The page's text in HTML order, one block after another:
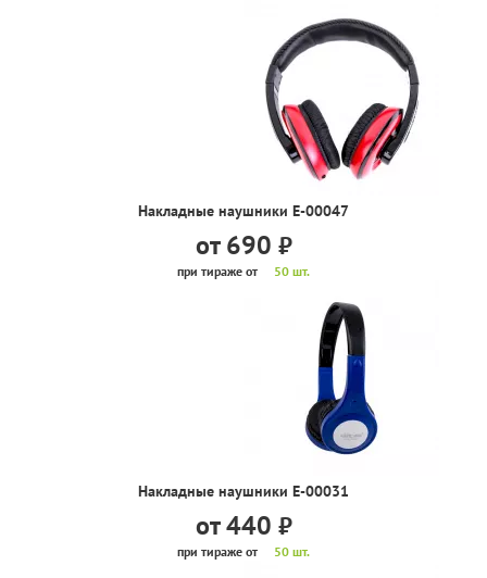
Накладные наушники Е-00047
от 690 руб.
при тираже от 50 шт.
Накладные наушники Е-00031
от 440 руб.
при тираже от 50 шт.